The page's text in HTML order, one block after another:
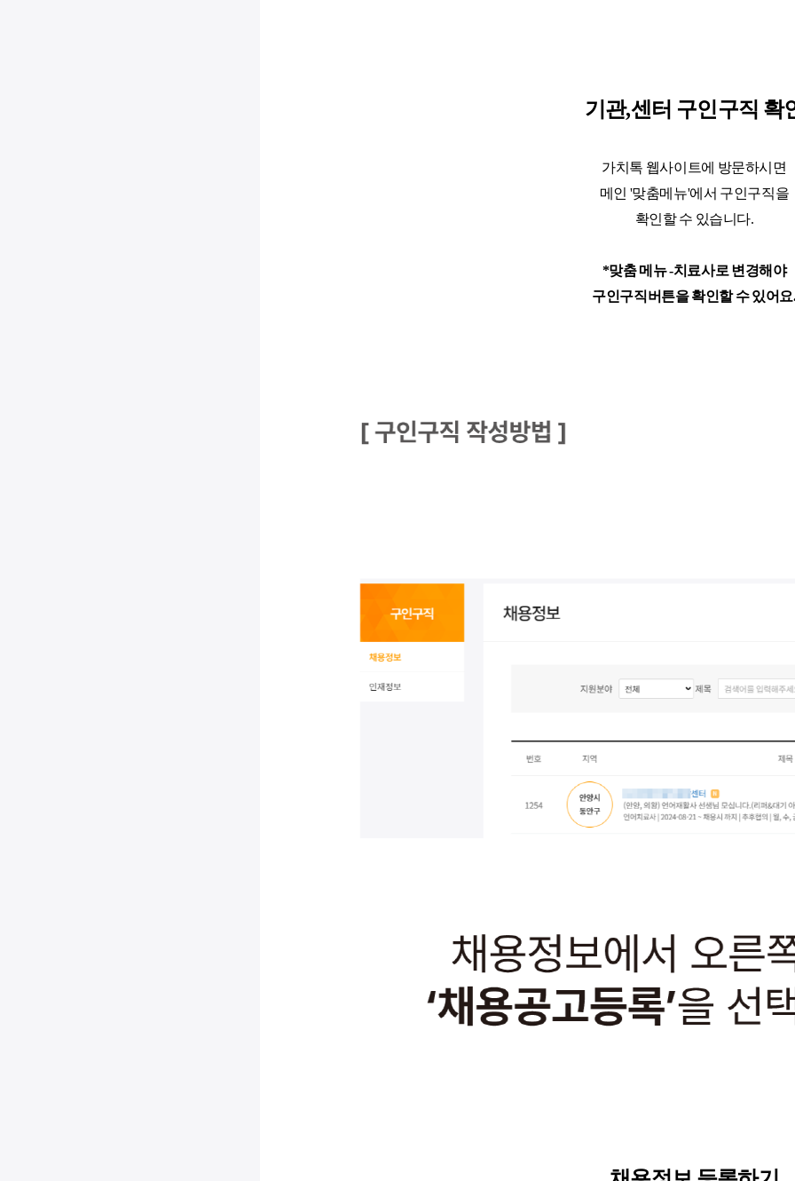
기관,센터 구인구직 확
가치톡 웹사이트에 방문하시면
메인 '맞춤메뉴'에서 구인구직을
확인할 수 있습니다.
*맞춤 메뉴 -치료사로 변경해야
구인구직버튼을 확인할 수 있어요